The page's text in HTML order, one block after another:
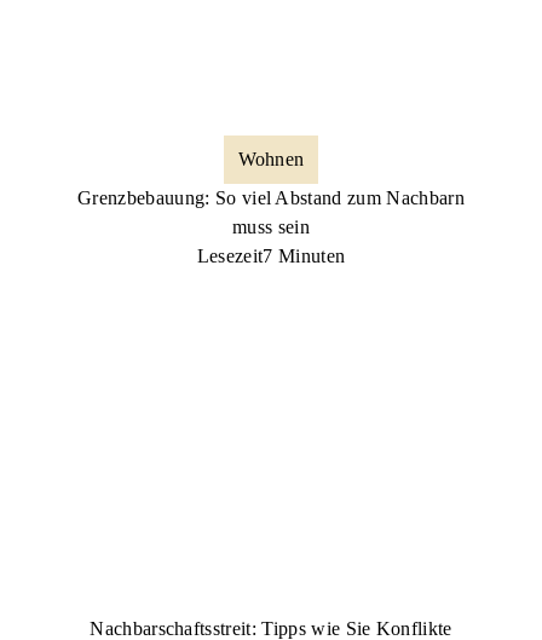
Wohnen
Grenzbebauung: So viel Abstand zum Nachbarn
muss sein
Lesezeit7 Minuten
Nachbarschaftsstreit: Tipps wie Sie Konflikte